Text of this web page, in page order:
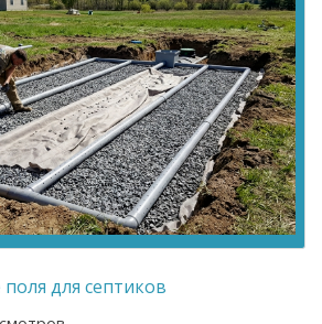
для септиков